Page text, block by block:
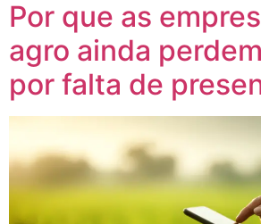
Por que as
agro ainda
por falta de